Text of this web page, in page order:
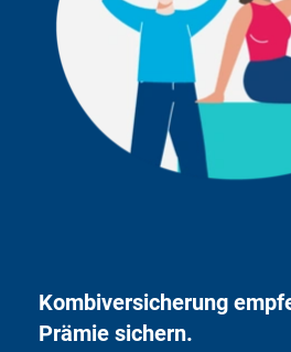
Kombiversicherung
Prämie sichern.